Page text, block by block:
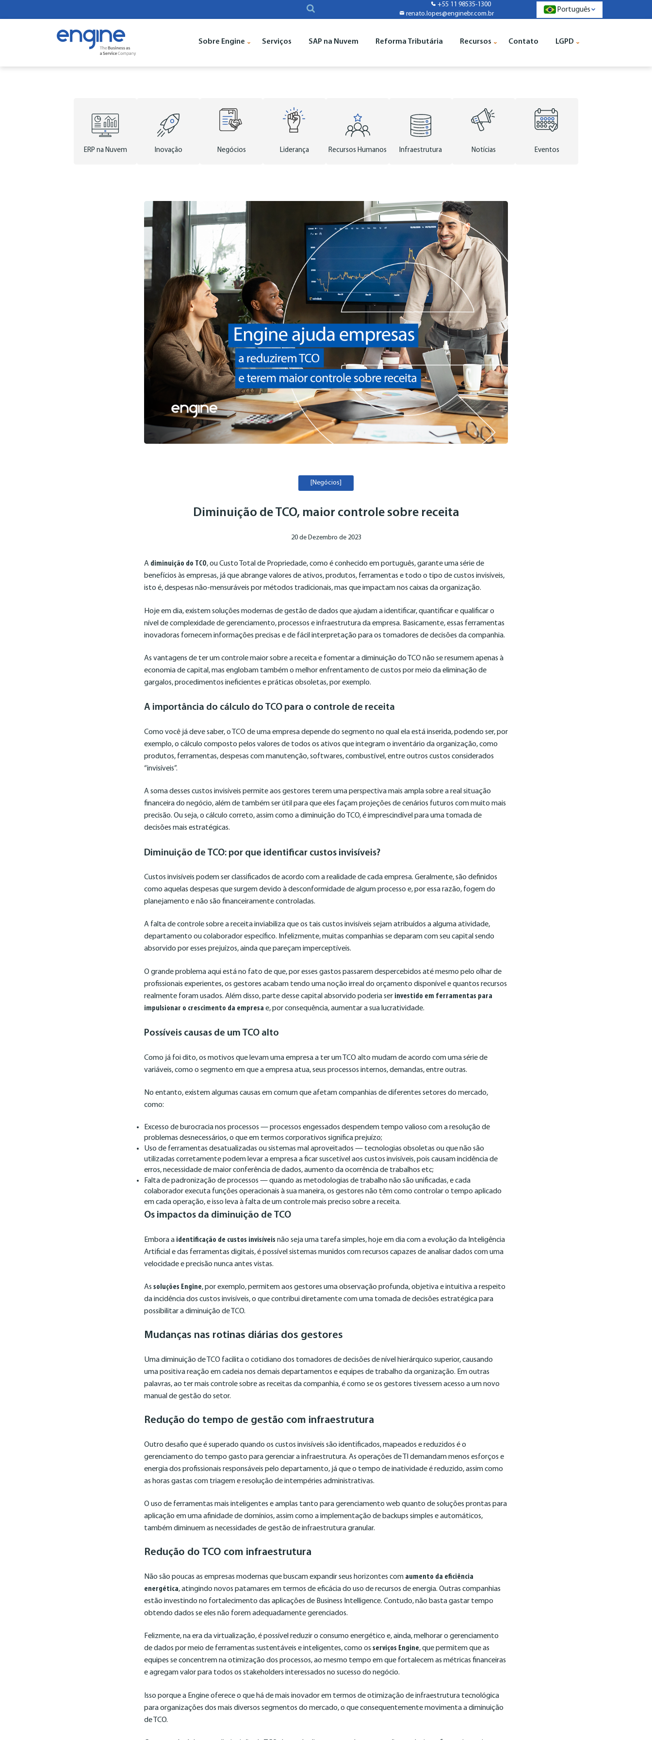
+55 11 98535-1300
renato.lopes@enginebr.com.br
Português
Sobre Engine Serviços SAP na Nuvem Reforma Tributária Recursos Contato LGPD
ERP na Nuvem Inovação Negócios Liderança Recursos Humanos Infraestrutura Notícias Eventos
[Negócios]
Diminuição de TCO, maior controle sobre receita
20 de Dezembro de 2023
A diminuição do TCO, ou Custo Total de Propriedade, como é conhecido em português, garante uma série de
benefícios às empresas, já que abrange valores de ativos, produtos, ferramentas e todo o tipo de custos invisíveis,
isto é, despesas não-mensuráveis por métodos tradicionais, mas que impactam nos caixas da organização.
Hoje em dia, existem soluções modernas de gestão de dados que ajudam a identificar, quantificar e qualificar o
nível de complexidade de gerenciamento, processos e infraestrutura da empresa. Basicamente, essas ferramentas
inovadoras fornecem informações precisas e de fácil interpretação para os tomadores de decisões da companhia.
As vantagens de ter um controle maior sobre a receita e fomentar a diminuição do TCO não se resumem apenas à
economia de capital, mas englobam também o melhor enfrentamento de custos por meio da eliminação de
gargalos, procedimentos ineficientes e práticas obsoletas, por exemplo.
A importância do cálculo do TCO para o controle de receita
Como você já deve saber, o TCO de uma empresa depende do segmento no qual ela está inserida, podendo ser, por
exemplo, o cálculo composto pelos valores de todos os ativos que integram o inventário da organização, como
produtos, ferramentas, despesas com manutenção, softwares, combustível, entre outros custos considerados
“invisíveis”.
A soma desses custos invisíveis permite aos gestores terem uma perspectiva mais ampla sobre a real situação
financeira do negócio, além de também ser útil para que eles façam projeções de cenários futuros com muito mais
precisão. Ou seja, o cálculo correto, assim como a diminuição do TCO, é imprescindível para uma tomada de
decisões mais estratégicas.
Diminuição de TCO: por que identificar custos invisíveis?
Custos invisíveis podem ser classificados de acordo com a realidade de cada empresa. Geralmente, são definidos
como aquelas despesas que surgem devido à desconformidade de algum processo e, por essa razão, fogem do
planejamento e não são financeiramente controladas.
A falta de controle sobre a receita inviabiliza que os tais custos invisíveis sejam atribuídos a alguma atividade,
departamento ou colaborador específico. Infelizmente, muitas companhias se deparam com seu capital sendo
absorvido por esses prejuízos, ainda que pareçam imperceptíveis.
O grande problema aqui está no fato de que, por esses gastos passarem despercebidos até mesmo pelo olhar de
profissionais experientes, os gestores acabam tendo uma noção irreal do orçamento disponível e quantos recursos
realmente foram usados. Além disso, parte desse capital absorvido poderia ser investido em ferramentas para
impulsionar o crescimento da empresa e, por consequência, aumentar a sua lucratividade.
Possíveis causas de um TCO alto
Como já foi dito, os motivos que levam uma empresa a ter um TCO alto mudam de acordo com uma série de
variáveis, como o segmento em que a empresa atua, seus processos internos, demandas, entre outras.
No entanto, existem algumas causas em comum que afetam companhias de diferentes setores do mercado,
como:
Excesso de burocracia nos processos — processos engessados despendem tempo valioso com a resolução de
problemas desnecessários, o que em termos corporativos significa prejuízo;
Uso de ferramentas desatualizadas ou sistemas mal aproveitados — tecnologias obsoletas ou que não são
utilizadas corretamente podem levar a empresa a ficar suscetível aos custos invisíveis, pois causam incidência de
erros, necessidade de maior conferência de dados, aumento da ocorrência de trabalhos etc;
Falta de padronização de processos — quando as metodologias de trabalho não são unificadas, e cada
colaborador executa funções operacionais à sua maneira, os gestores não têm como controlar o tempo aplicado
em cada operação, e isso leva à falta de um controle mais preciso sobre a receita.
Os impactos da diminuição de TCO
Embora a identificação de custos invisíveis não seja uma tarefa simples, hoje em dia com a evolução da Inteligência
Artificial e das ferramentas digitais, é possível sistemas munidos com recursos capazes de analisar dados com uma
velocidade e precisão nunca antes vistas.
As soluções Engine, por exemplo, permitem aos gestores uma observação profunda, objetiva e intuitiva a respeito
da incidência dos custos invisíveis, o que contribui diretamente com uma tomada de decisões estratégica para
possibilitar a diminuição de TCO.
Mudanças nas rotinas diárias dos gestores
Uma diminuição de TCO facilita o cotidiano dos tomadores de decisões de nível hierárquico superior, causando
uma positiva reação em cadeia nos demais departamentos e equipes de trabalho da organização. Em outras
palavras, ao ter mais controle sobre as receitas da companhia, é como se os gestores tivessem acesso a um novo
manual de gestão do setor.
Redução do tempo de gestão com infraestrutura
Outro desafio que é superado quando os custos invisíveis são identificados, mapeados e reduzidos é o
gerenciamento do tempo gasto para gerenciar a infraestrutura. As operações de TI demandam menos esforços e
energia dos profissionais responsáveis pelo departamento, já que o tempo de inatividade é reduzido, assim como
as horas gastas com triagem e resolução de intempéries administrativas.
O uso de ferramentas mais inteligentes e amplas tanto para gerenciamento web quanto de soluções prontas para
aplicação em uma afinidade de domínios, assim como a implementação de backups simples e automáticos,
também diminuem as necessidades de gestão de infraestrutura granular.
Redução do TCO com infraestrutura
Não são poucas as empresas modernas que buscam expandir seus horizontes com aumento da eficiência
energética, atingindo novos patamares em termos de eficácia do uso de recursos de energia. Outras companhias
estão investindo no fortalecimento das aplicações de Business Intelligence. Contudo, não basta gastar tempo
obtendo dados se eles não forem adequadamente gerenciados.
Felizmente, na era da virtualização, é possível reduzir o consumo energético e, ainda, melhorar o gerenciamento
de dados por meio de ferramentas sustentáveis e inteligentes, como os serviços Engine, que permitem que as
equipes se concentrem na otimização dos processos, ao mesmo tempo em que fortalecem as métricas financeiras
e agregam valor para todos os stakeholders interessados no sucesso do negócio.
Isso porque a Engine oferece o que há de mais inovador em termos de otimização de infraestrutura tecnológica
para organizações dos mais diversos segmentos do mercado, o que consequentemente movimenta a diminuição
de TCO.